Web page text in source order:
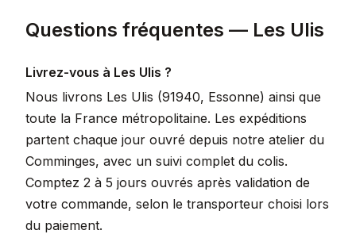
Questions fréquentes — Les Ulis
Livrez-vous à Les Ulis ?
Nous livrons Les Ulis (91940, Essonne) ainsi que
toute la France métropolitaine. Les expéditions
partent chaque jour ouvré depuis notre atelier du
Comminges, avec un suivi complet du colis.
Comptez 2 à 5 jours ouvrés après validation de
votre commande, selon le transporteur choisi lors
du paiement.